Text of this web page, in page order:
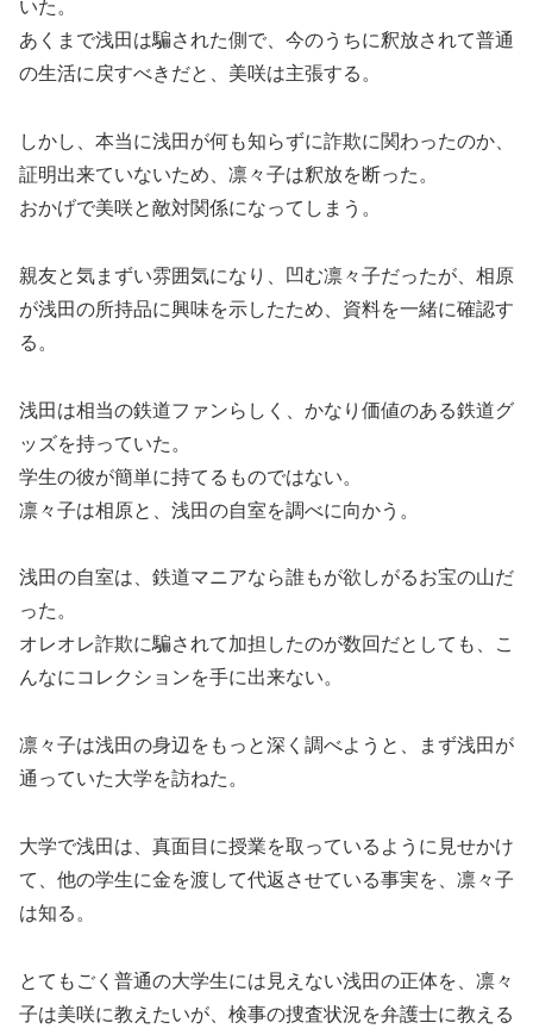
いた。
あくまで浅田は騙された側で、今のうちに釈放されて普通
の生活に戻すべきだと、美咲は主張する。
しかし、本当に浅田が何も知らずに詐欺に関わったのか、
証明出来ていないため、凛々子は釈放を断った。
おかげで美咲と敵対関係になってしまう。
親友と気まずい雰囲気になり、凹む凛々子だったが、相原
が浅田の所持品に興味を示したため、資料を一緒に確認す
る。
浅田は相当の鉄道ファンらしく、かなり価値のある鉄道グ
ッズを持っていた。
学生の彼が簡単に持てるものではない。
凛々子は相原と、浅田の自室を調べに向かう。
浅田の自室は、鉄道マニアなら誰もが欲しがるお宝の山だ
った。
オレオレ詐欺に騙されて加担したのが数回だとしても、こ
んなにコレクションを手に出来ない。
凛々子は浅田の身辺をもっと深く調べようと、まず浅田が
通っていた大学を訪ねた。
大学で浅田は、真面目に授業を取っているように見せかけ
て、他の学生に金を渡して代返させている事実を、凛々子
は知る。
とてもごく普通の大学生には見えない浅田の正体を、凛々
子は美咲に教えたいが、検事の捜査状況を弁護士に教える